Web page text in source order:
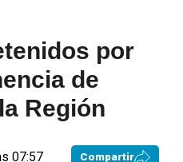
por
de
Región
07:57 Compartir